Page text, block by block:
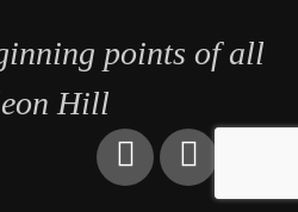
points of all
Hill